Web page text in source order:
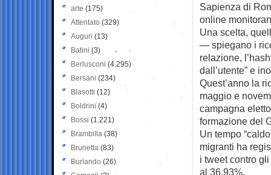
Sapienza di
online
Una scelta,
— spiegano i
relazione,
dall’utente” e
Quest’anno la
maggio e
campagna
formazione del
Un tempo
migranti ha
i tweet contro
al 36,93%.
arte (175)
Attentato (329)
Auguri (13)
Batini (3)
Berlusconi (4.295)
Bersani (234)
Biasotti (12)
Boldrini (4)
Bossi (1.221)
Brambilla (38)
Brunetta (83)
Burlando (26)